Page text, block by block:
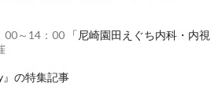
00～14：00
「尼崎園田えぐち内科・内視
』の特集記事